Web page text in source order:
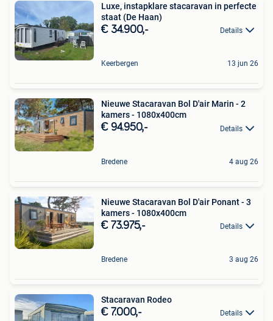
Luxe, instapklare stacaravan in perfecte
staat (De Haan)
€ 34.900,- Details
Keerbergen 13 jun 26
Nieuwe Stacaravan Bol D'air Marin - 2
kamers - 1080x400cm
€ 94.950,- Details
Bredene 4 aug 26
Nieuwe Stacaravan Bol D'air Ponant - 3
kamers - 1080x400cm
€ 73.975,- Details
Bredene 3 aug 26
Stacaravan Rodeo
€ 7.000,- Details